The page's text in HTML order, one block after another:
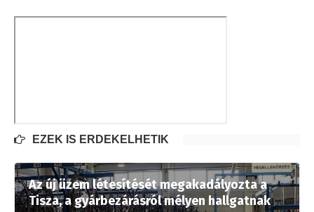
EZEK IS ÉRDEKELHETIK
Az új üzem létesítését megakadályozta a
Tisza, a gyárbezárásról mélyen hallgatnak